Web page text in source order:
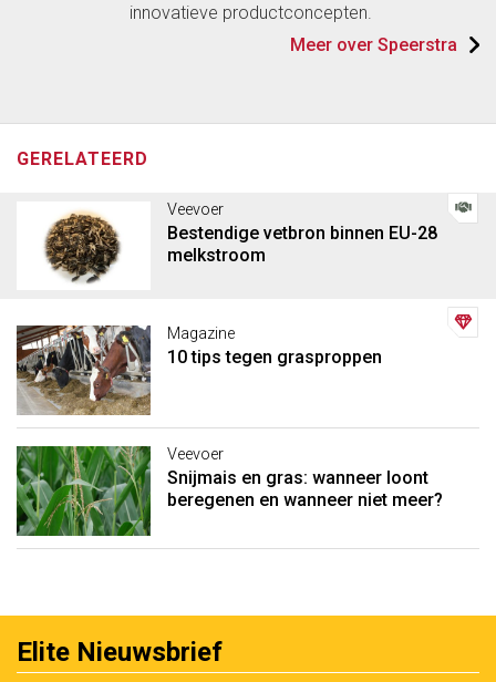
innovatieve productconcepten.
Meer over Speerstra
GERELATEERD
Veevoer
Bestendige vetbron binnen EU-28
melkstroom
Magazine
10 tips tegen grasproppen
Veevoer
Snijmais en gras: wanneer loont
beregenen en wanneer niet meer?
Elite Nieuwsbrief